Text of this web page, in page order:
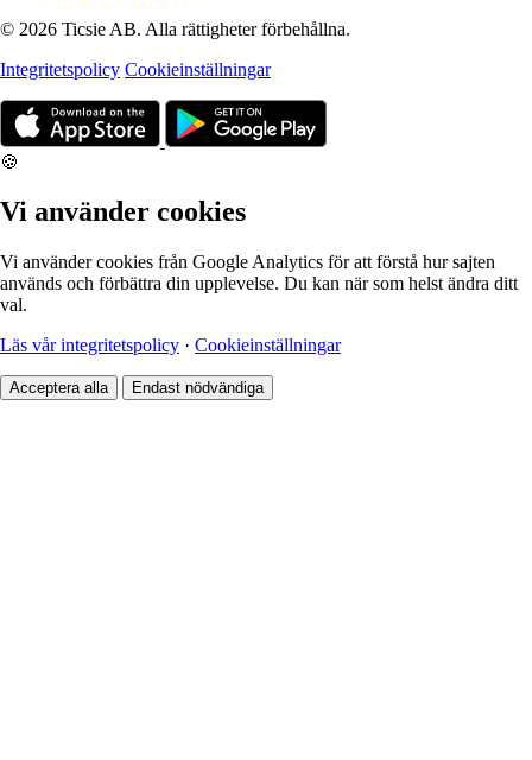
© 2026 Ticsie AB. Alla rättigheter förbehållna.
Integritetspolicy Cookieinställningar
🍪
Vi använder cookies
Vi använder cookies från Google Analytics för att förstå hur sajten
används och förbättra din upplevelse. Du kan när som helst ändra ditt
val.
Läs vår integritetspolicy · Cookieinställningar
Acceptera alla Endast nödvändiga